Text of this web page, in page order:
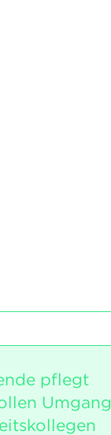
pflegt
Umgang